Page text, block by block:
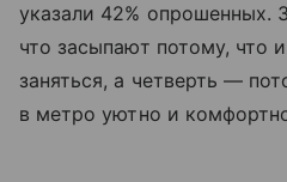
указали 42% опрошенных.
что засыпают потому, что
заняться, а четверть —
в метро уютно и